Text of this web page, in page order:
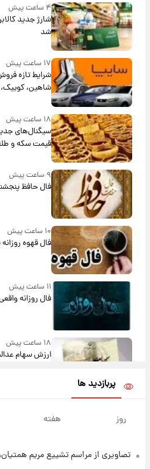
۴ ساعت پیش
شارژ جدید
شد
۱۷ ساعت پیش
شرایط تازه
شاهین،
بلندمدت + جدول
۱۸ ساعت پیش
سیگنال‌های
قیمت سکه و طلا
۹ ساعت پیش
فال حافظ پنجشنبه ۱۵ مرداد
۱۰ ساعت پیش
فال قهوه روزانه پنجشنبه
۱۱ ساعت پیش
فال روزانه واقعی
۱۸ ساعت پیش
نام خودرو،
۱ روز پیش
پربازدید ها
روز هفته
تصاویری از مراسم تشییع مریم